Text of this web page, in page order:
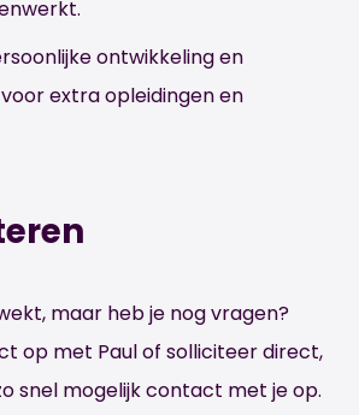
ontwikkeling en
extra opleidingen en
maar heb je nog vragen?
op met Paul of solliciteer direct,
snel mogelijk contact met je op.